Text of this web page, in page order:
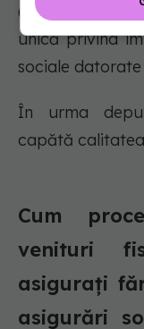
(ANAF),
unică privind
sociale
În urma
capătă
Cum
venituri
asiguraţi
asigurări